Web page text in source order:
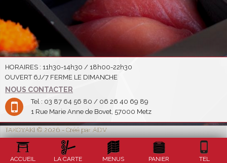
HORAIRES : 11h30-14h30 / 18h00-22h30
OUVERT 6J/7 FERME LE DIMANCHE
NOUS CONTACTER
Tel : 03 87 64 56 80 / 06 26 40 69 89
1 Rue Marie Anne de Bovet, 57000 Metz
TAKOYAKI © 2026 - Créé par ADV
ACCUEIL LA CARTE MENUS PANIER TEL